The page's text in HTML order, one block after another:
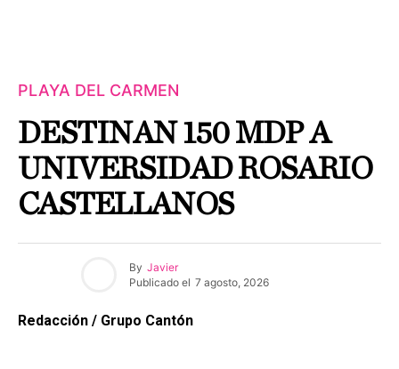
PLAYA DEL CARMEN
DESTINAN 150 MDP A
UNIVERSIDAD ROSARIO
CASTELLANOS
By Javier
Publicado el 7 agosto, 2026
Redacción / Grupo Cantón